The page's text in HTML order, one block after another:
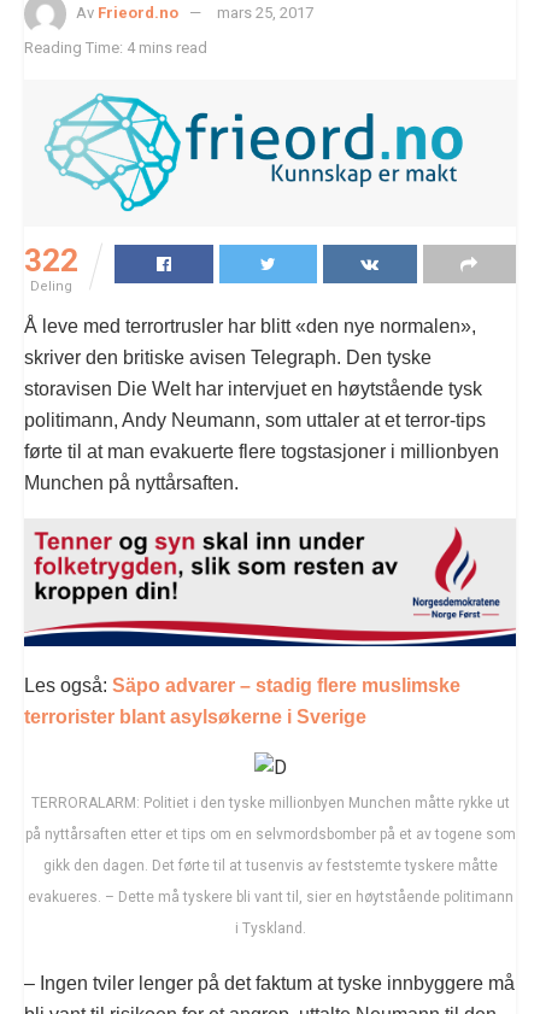
Av Frieord.no
mars 25, 2017
Reading Time: 4 mins read
322
Deling
Å leve med terrortrusler har blitt «den nye normalen»,
skriver den britiske avisen Telegraph. Den tyske
storavisen Die Welt har intervjuet en høytstående tysk
politimann, Andy Neumann, som uttaler at et terror-tips
førte til at man evakuerte flere togstasjoner i millionbyen
Munchen på nyttårsaften.
Les også: Säpo advarer – stadig flere muslimske
terrorister blant asylsøkerne i Sverige
TERRORALARM: Politiet i den tyske millionbyen Munchen måtte rykke ut
på nyttårsaften etter et tips om en selvmordsbomber på et av togene som
gikk den dagen. Det førte til at tusenvis av feststemte tyskere måtte
evakueres. – Dette må tyskere bli vant til, sier en høytstående politimann
i Tyskland.
– Ingen tviler lenger på det faktum at tyske innbyggere må